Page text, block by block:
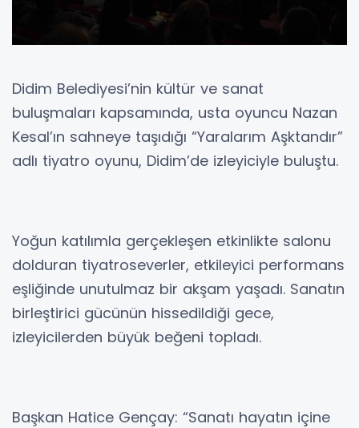
Didim Belediyesi’nin kültür ve sanat
buluşmaları kapsamında, usta oyuncu Nazan
Kesal’ın sahneye taşıdığı “Yaralarım Aşktandır”
adlı tiyatro oyunu, Didim’de izleyiciyle buluştu.
Yoğun katılımla gerçekleşen etkinlikte salonu
dolduran tiyatroseverler, etkileyici performans
eşliğinde unutulmaz bir akşam yaşadı. Sanatın
birleştirici gücünün hissedildiği gece,
izleyicilerden büyük beğeni topladı.
Başkan Hatice Gençay: “Sanatı hayatın içine